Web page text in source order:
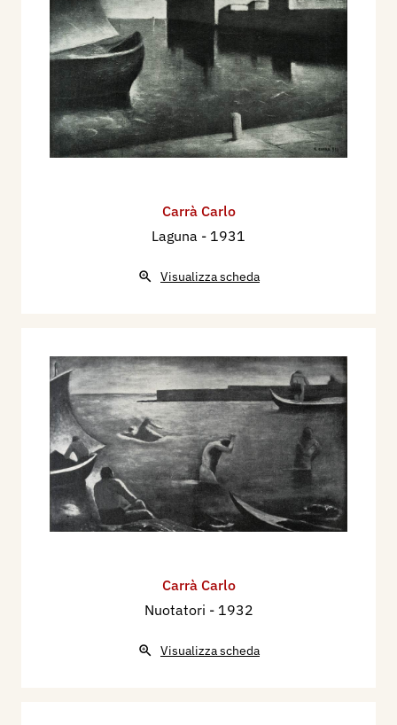
Carrà Carlo
Laguna - 1931
Visualizza scheda
Carrà Carlo
Nuotatori - 1932
Visualizza scheda